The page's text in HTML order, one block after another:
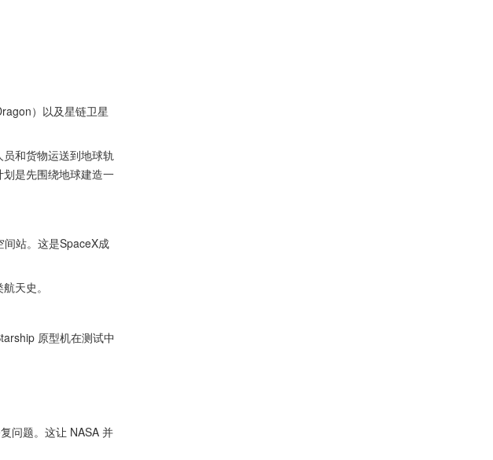
）以及星链卫星
和货物运送到地球轨
是先围绕地球建造一
站。这是SpaceX成
天史。
原型机在测试中
问题。这让 NASA 并